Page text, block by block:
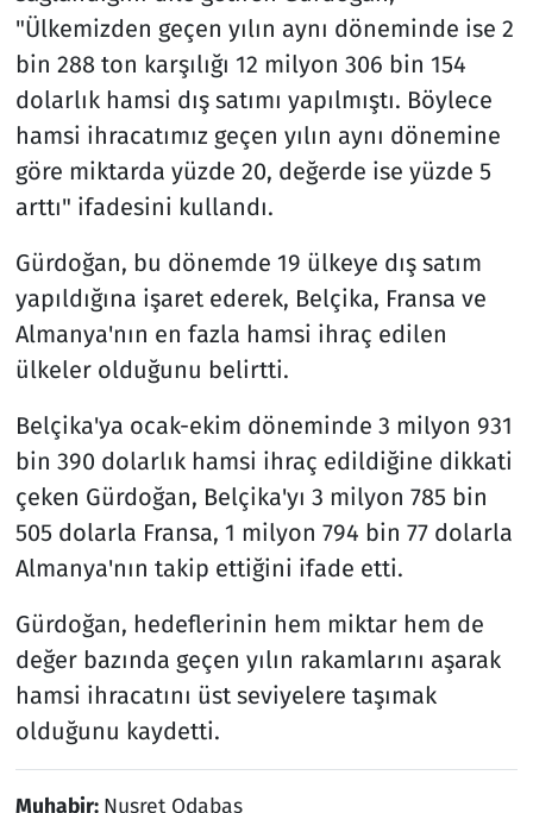
"Ülkemizden geçen yılın aynı döneminde ise 2
bin 288 ton karşılığı 12 milyon 306 bin 154
dolarlık hamsi dış satımı yapılmıştı. Böylece
hamsi ihracatımız geçen yılın aynı dönemine
göre miktarda yüzde 20, değerde ise yüzde 5
arttı" ifadesini kullandı.
Gürdoğan, bu dönemde 19 ülkeye dış satım
yapıldığına işaret ederek, Belçika, Fransa ve
Almanya'nın en fazla hamsi ihraç edilen
ülkeler olduğunu belirtti.
Belçika'ya ocak-ekim döneminde 3 milyon 931
bin 390 dolarlık hamsi ihraç edildiğine dikkati
çeken Gürdoğan, Belçika'yı 3 milyon 785 bin
505 dolarla Fransa, 1 milyon 794 bin 77 dolarla
Almanya'nın takip ettiğini ifade etti.
Gürdoğan, hedeflerinin hem miktar hem de
değer bazında geçen yılın rakamlarını aşarak
hamsi ihracatını üst seviyelere taşımak
olduğunu kaydetti.
Muhabir: Nusret Odabaş